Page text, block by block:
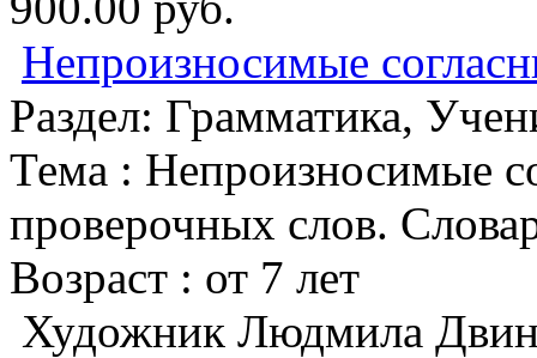
Непроизносимые
Раздел: Грамматика,
Тема : Непроизносимые
проверочных слов.
Возраст : от 7 лет
Художник Людмила